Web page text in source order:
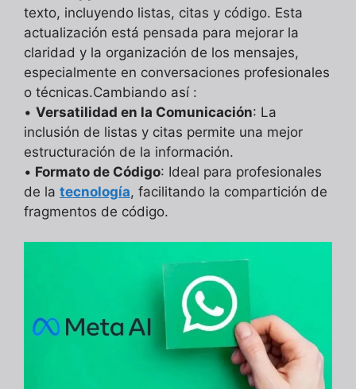
texto, incluyendo listas, citas y código. Esta
actualización está pensada para mejorar la
claridad y la organización de los mensajes,
especialmente en conversaciones profesionales
o técnicas.Cambiando así :
• Versatilidad en la Comunicación: La
inclusión de listas y citas permite una mejor
estructuración de la información.
• Formato de Código: Ideal para profesionales
de la tecnología, facilitando la compartición de
fragmentos de código.